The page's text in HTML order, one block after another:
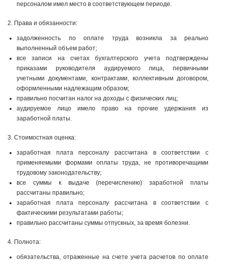
персоналом имел место в соответствующем периоде.
2. Права и обязанности:
задолженность по оплате труда возникла за реально
выполненный объем работ;
все записи на счетах бухгалтерского учета подтверждены
приказами руководителя аудируемого лица, первичными
учетными документами, контрактами, коллективным договором,
оформленными надлежащим образом;
правильно посчитан налог на доходы с физических лиц;
аудируемое лицо имело право на прочие удержания из
заработной платы.
3. Стоимостная оценка:
заработная плата персоналу рассчитана в соответствии с
применяемыми формами оплаты труда, не противоречащими
трудовому законодательству;
все суммы к выдаче (перечислению) заработной платы
рассчитаны правильно;
заработная плата персоналу рассчитана в соответствии с
фактическими результатами работы;
правильно рассчитаны суммы отпускных, за время бо­лезни.
4. Полнота:
обязательства, отраженные на счете учета расчетов по оплате